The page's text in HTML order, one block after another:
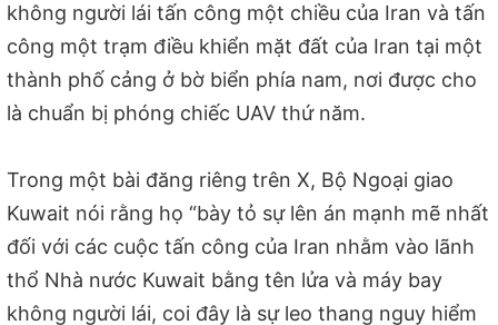
không người lái tấn công một chiều của Iran và tấn
công một trạm điều khiển mặt đất của Iran tại một
thành phố cảng ở bờ biển phía nam, nơi được cho
là chuẩn bị phóng chiếc UAV thứ năm.
Trong một bài đăng riêng trên X, Bộ Ngoại giao
Kuwait nói rằng họ “bày tỏ sự lên án mạnh mẽ nhất
đối với các cuộc tấn công của Iran nhằm vào lãnh
thổ Nhà nước Kuwait bằng tên lửa và máy bay
không người lái, coi đây là sự leo thang nguy hiểm